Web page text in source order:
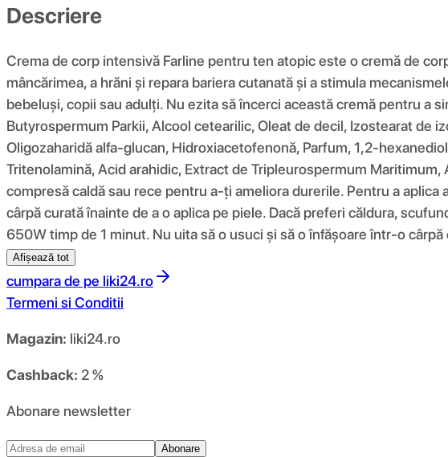
Descriere
Crema de corp intensivă Farline pentru ten atopic este o cremă de
mâncărimea, a hrăni și repara bariera cutanată și a stimula
bebeluși, copii sau adulți. Nu ezita să încerci această cremă pentru a
Butyrospermum Parkii, Alcool cetearilic, Oleat de decil, Izostearat
Oligozaharidă alfa-glucan, Hidroxiacetofenonă, Parfum, 1,2-
Tritenolamină, Acid arahidic, Extract de Tripleurospermum
compresă caldă sau rece pentru a-ți ameliora durerile. Pentru a
cârpă curată înainte de a o aplica pe piele. Dacă preferi căldura,
650W timp de 1 minut. Nu uita să o usuci și să o înfășoare într-o
Afișează tot
cumpara de pe liki24.ro
Termeni si Conditii
Magazin: liki24.ro
Cashback: 2 %
Abonare newsletter
Abonare